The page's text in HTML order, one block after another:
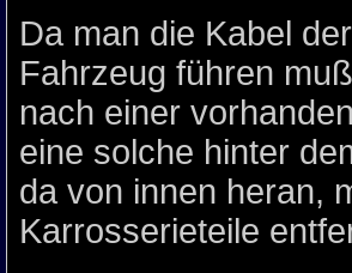
Da man die Kabel
Fahrzeug führen
nach einer
eine solche hinter
da von innen heran,
Karrosserieteile